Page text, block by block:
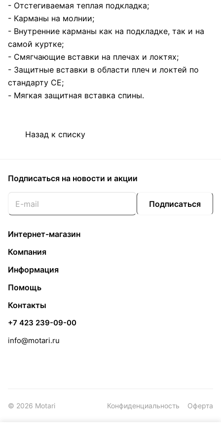
- Отстегиваемая теплая подкладка;
- Карманы на молнии;
- Внутренние карманы как на подкладке, так и на
самой куртке;
- Смягчающие вставки на плечах и локтях;
- Защитные вставки в области плеч и локтей по
стандарту CE;
- Мягкая защитная вставка спины.
Назад к списку
Подписаться на новости и акции
Подписаться
Интернет-магазин
Компания
Информация
Помощь
Контакты
+7 423 239-09-00
info@motari.ru
© 2026 Motari Конфиденциальность Оферта